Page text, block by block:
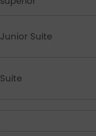
Junior Suite
Suite